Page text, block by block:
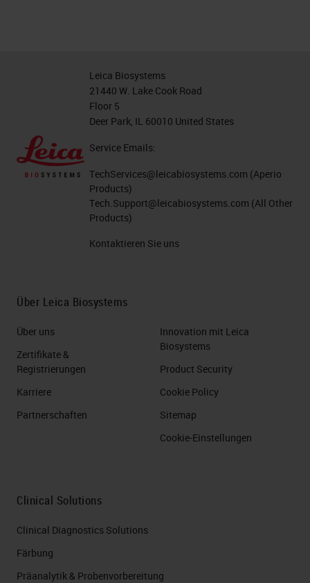
Leica Biosystems
21440 W. Lake Cook Road
Floor 5
Deer Park, IL 60010 United States
Service Emails:
TechServices@leicabiosystems.com (Aperio
Products)
Tech.Support@leicabiosystems.com (All Other
Products)
Kontaktieren Sie uns
Über Leica Biosystems
Über uns
Zertifikate &
Registrierungen
Karriere
Partnerschaften
Innovation mit Leica
Biosystems
Product Security
Cookie Policy
Sitemap
Cookie-Einstellungen
Clinical Solutions
Clinical Diagnostics Solutions
Färbung
Präanalytik & Probenvorbereitung